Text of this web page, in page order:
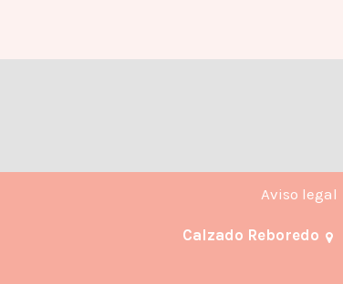
Aviso legal
Calzado Reboredo